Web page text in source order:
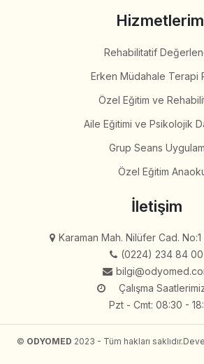
Rehabilitatif
Erken Müdahale Terapi
Özel Eğitim ve
Aile Eğitimi ve Psikolojik
Grup Seans
Özel Eğitim
İletişim
Karaman Mah. Nilüfer Cad.
(0224) 234 84 00
Çalışma
Pzt - Cmt: 08:30 -
© ODYOMED 2023 - Tüm hakları saklıdır.